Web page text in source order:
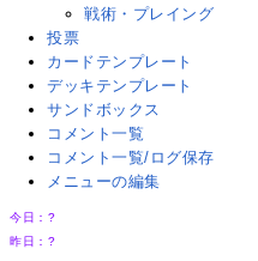
戦術・プレイング
投票
カードテンプレート
デッキテンプレート
サンドボックス
コメント一覧
コメント一覧/ログ保存
メニューの編集
今日： ?
昨日： ?